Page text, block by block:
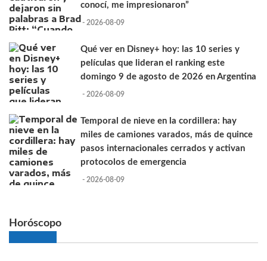
conocí, me impresionaron”
- 2026-08-09
Qué ver en Disney+ hoy: las 10 series y
películas que lideran el ranking este
domingo 9 de agosto de 2026 en Argentina
- 2026-08-09
Temporal de nieve en la cordillera: hay
miles de camiones varados, más de quince
pasos internacionales cerrados y activan
protocolos de emergencia
- 2026-08-09
Horóscopo